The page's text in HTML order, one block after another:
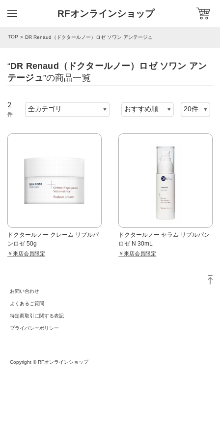
RFオンラインショップ
TOP DR Renaud（ドクタールノー）ロゼ ソワン アンテージュ
“DR Renaud（ドクタールノー）ロゼ ソワン アン
テージュ”の商品一覧
2
件
ドクタールノー クレーム リプルパ
ンロゼ 50g
￥来店会員限定
ドクタールノー セラム リプルパン
ロゼ N 30mL
￥来店会員限定
お問い合わせ
よくあるご質問
特定商取引に関する表記
プライバシーポリシー
Copyright © RFオンラインショップ